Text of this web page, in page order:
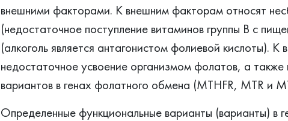
внешними факторами. К внешним факторам относят
(недостаточное поступление витаминов группы В с
(алкоголь является антагонистом фолиевой кислоты).
недостаточное усвоение организмом фолатов, а также
вариантов в генах фолатного обмена (MTHFR, MTR и
Определенные функциональные варианты (варианты) в